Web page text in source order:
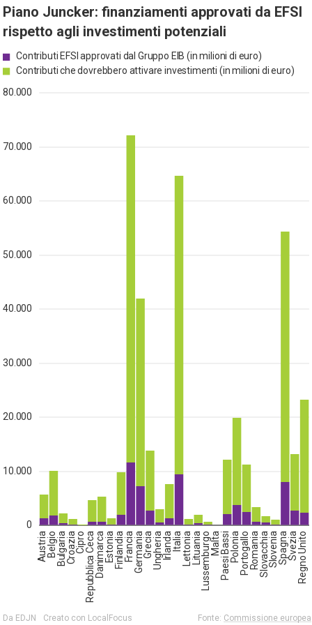
Piano Juncker: finanziamenti approvati da EFSI
rispetto agli investimenti potenziali
Contributi EFSI approvati dal Gruppo EIB (in milioni di euro)
Contributi che dovrebbero attivare investimenti (in milioni di euro)
AustriaBelgioBulgariaCroaziaCiproRepubblica CecaDanimarcaEstoniaFinlandiaFranciaGermaniaGreciaUngheriaIrlandaItaliaLettoniaLituaniaLussemburgoMaltaPaesi BassiPoloniaPortogalloRomaniaSlovacchiaSloveniaSpagnaSveziaRegno Unito
0
10.000
20.000
30.000
40.000
50.000
60.000
70.000
80.000
Fonte: Commissione europea
Creato con LocalFocus
Da EDJN